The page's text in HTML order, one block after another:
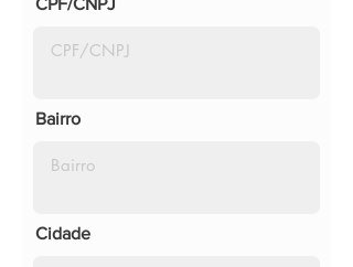
CPF/CNPJ
Bairro
Cidade